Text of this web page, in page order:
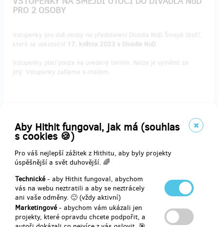
Aby Hithit fungoval, jak má (souhlas
s cookies 🍪)
Pro váš nejlepší zážitek z Hithitu, aby byly projekty
úspěšnější a svět duhovější. 🌈
Technické- aby Hithit fungoval, abychom
vás na webu neztratili a aby se neztrácely
ani vaše odměny. 🙂 (vždy aktivní)
Marketingové- abychom vám ukázali jen
projekty, které opravdu chcete podpořit, a
PRO 2 OSOBY
Vstupenky pro dvě osoby na představení Divadla NoD Šmejdi útočí,
které se uskuteční 17. května 2023 v Divadle NoD.
Vstupenky platí pouze na uvedený termín. Nelze je vyměnit za
jiný. Vstupenky zašleme e-mailem.
1 500 Kč
VSTUPENKY NA UNDERGROUND COMEDY CLUB
DO DIVADLA NoD PRO 2 OSOBY
Vstupenky pro dvě osoby na show Undergroung Comedy Club, která
se uskuteční18. května 2023 v Divadle NoD .